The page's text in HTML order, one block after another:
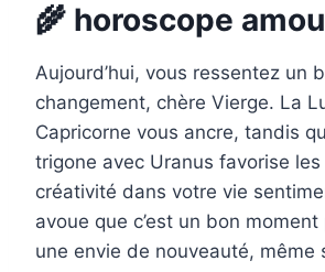
🌾 horoscope
Aujourd’hui, vous ressentez un
changement, chère Vierge. La
Capricorne vous ancre, tandis
trigone avec Uranus favorise
créativité dans votre vie
avoue que c’est un bon
une envie de nouveauté, même